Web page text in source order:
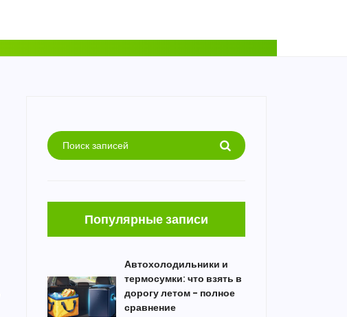
Популярные записи
Автохолодильники и
термосумки: что взять в
дорогу летом - полное
сравнение